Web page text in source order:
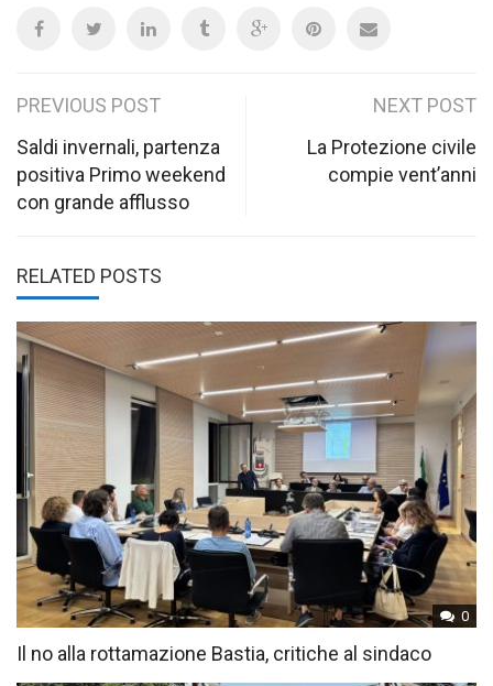
Post
navigation
PREVIOUS POST
Saldi invernali, partenza
positiva Primo weekend
con grande afflusso
NEXT POST
La Protezione civile
compie vent’anni
RELATED POSTS
0
Il no alla rottamazione Bastia, critiche al sindaco